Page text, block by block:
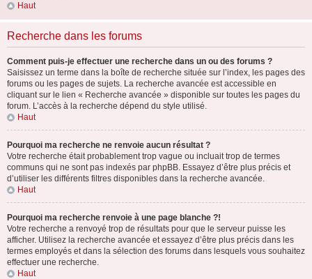
Haut
Recherche dans les forums
Comment puis-je effectuer une recherche dans un ou des forums ?
Saisissez un terme dans la boîte de recherche située sur l’index, les pages des
forums ou les pages de sujets. La recherche avancée est accessible en
cliquant sur le lien « Recherche avancée » disponible sur toutes les pages du
forum. L’accès à la recherche dépend du style utilisé.
Haut
Pourquoi ma recherche ne renvoie aucun résultat ?
Votre recherche était probablement trop vague ou incluait trop de termes
communs qui ne sont pas indexés par phpBB. Essayez d’être plus précis et
d’utiliser les différents filtres disponibles dans la recherche avancée.
Haut
Pourquoi ma recherche renvoie à une page blanche ?!
Votre recherche a renvoyé trop de résultats pour que le serveur puisse les
afficher. Utilisez la recherche avancée et essayez d’être plus précis dans les
termes employés et dans la sélection des forums dans lesquels vous souhaitez
effectuer une recherche.
Haut